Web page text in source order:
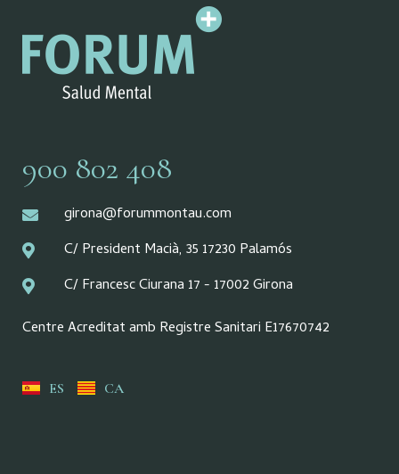
900 802 408
girona@forummontau.com
C/ President Macià, 35 17230 Palamós
C/ Francesc Ciurana 17 - 17002 Girona
Centre Acreditat amb Registre Sanitari E17670742
ES CA